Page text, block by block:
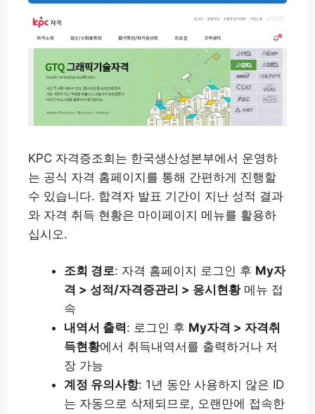
KPC 자격증조회는 한국생산성본부에서 운영하
는 공식 자격 홈페이지를 통해 간편하게 진행할
수 있습니다. 합격자 발표 기간이 지난 성적 결과
와 자격 취득 현황은 마이페이지 메뉴를 활용하
십시오.
조회 경로: 자격 홈페이지 로그인 후 My자
격 > 성적/자격증관리 > 응시현황메뉴 접
속
내역서 출력: 로그인 후 My자격 > 자격취
득현황에서 취득내역서를 출력하거나 저
장 가능
계정 유의사항: 1년 동안 사용하지 않은 ID
는 자동으로 삭제되므로, 오랜만에 접속한